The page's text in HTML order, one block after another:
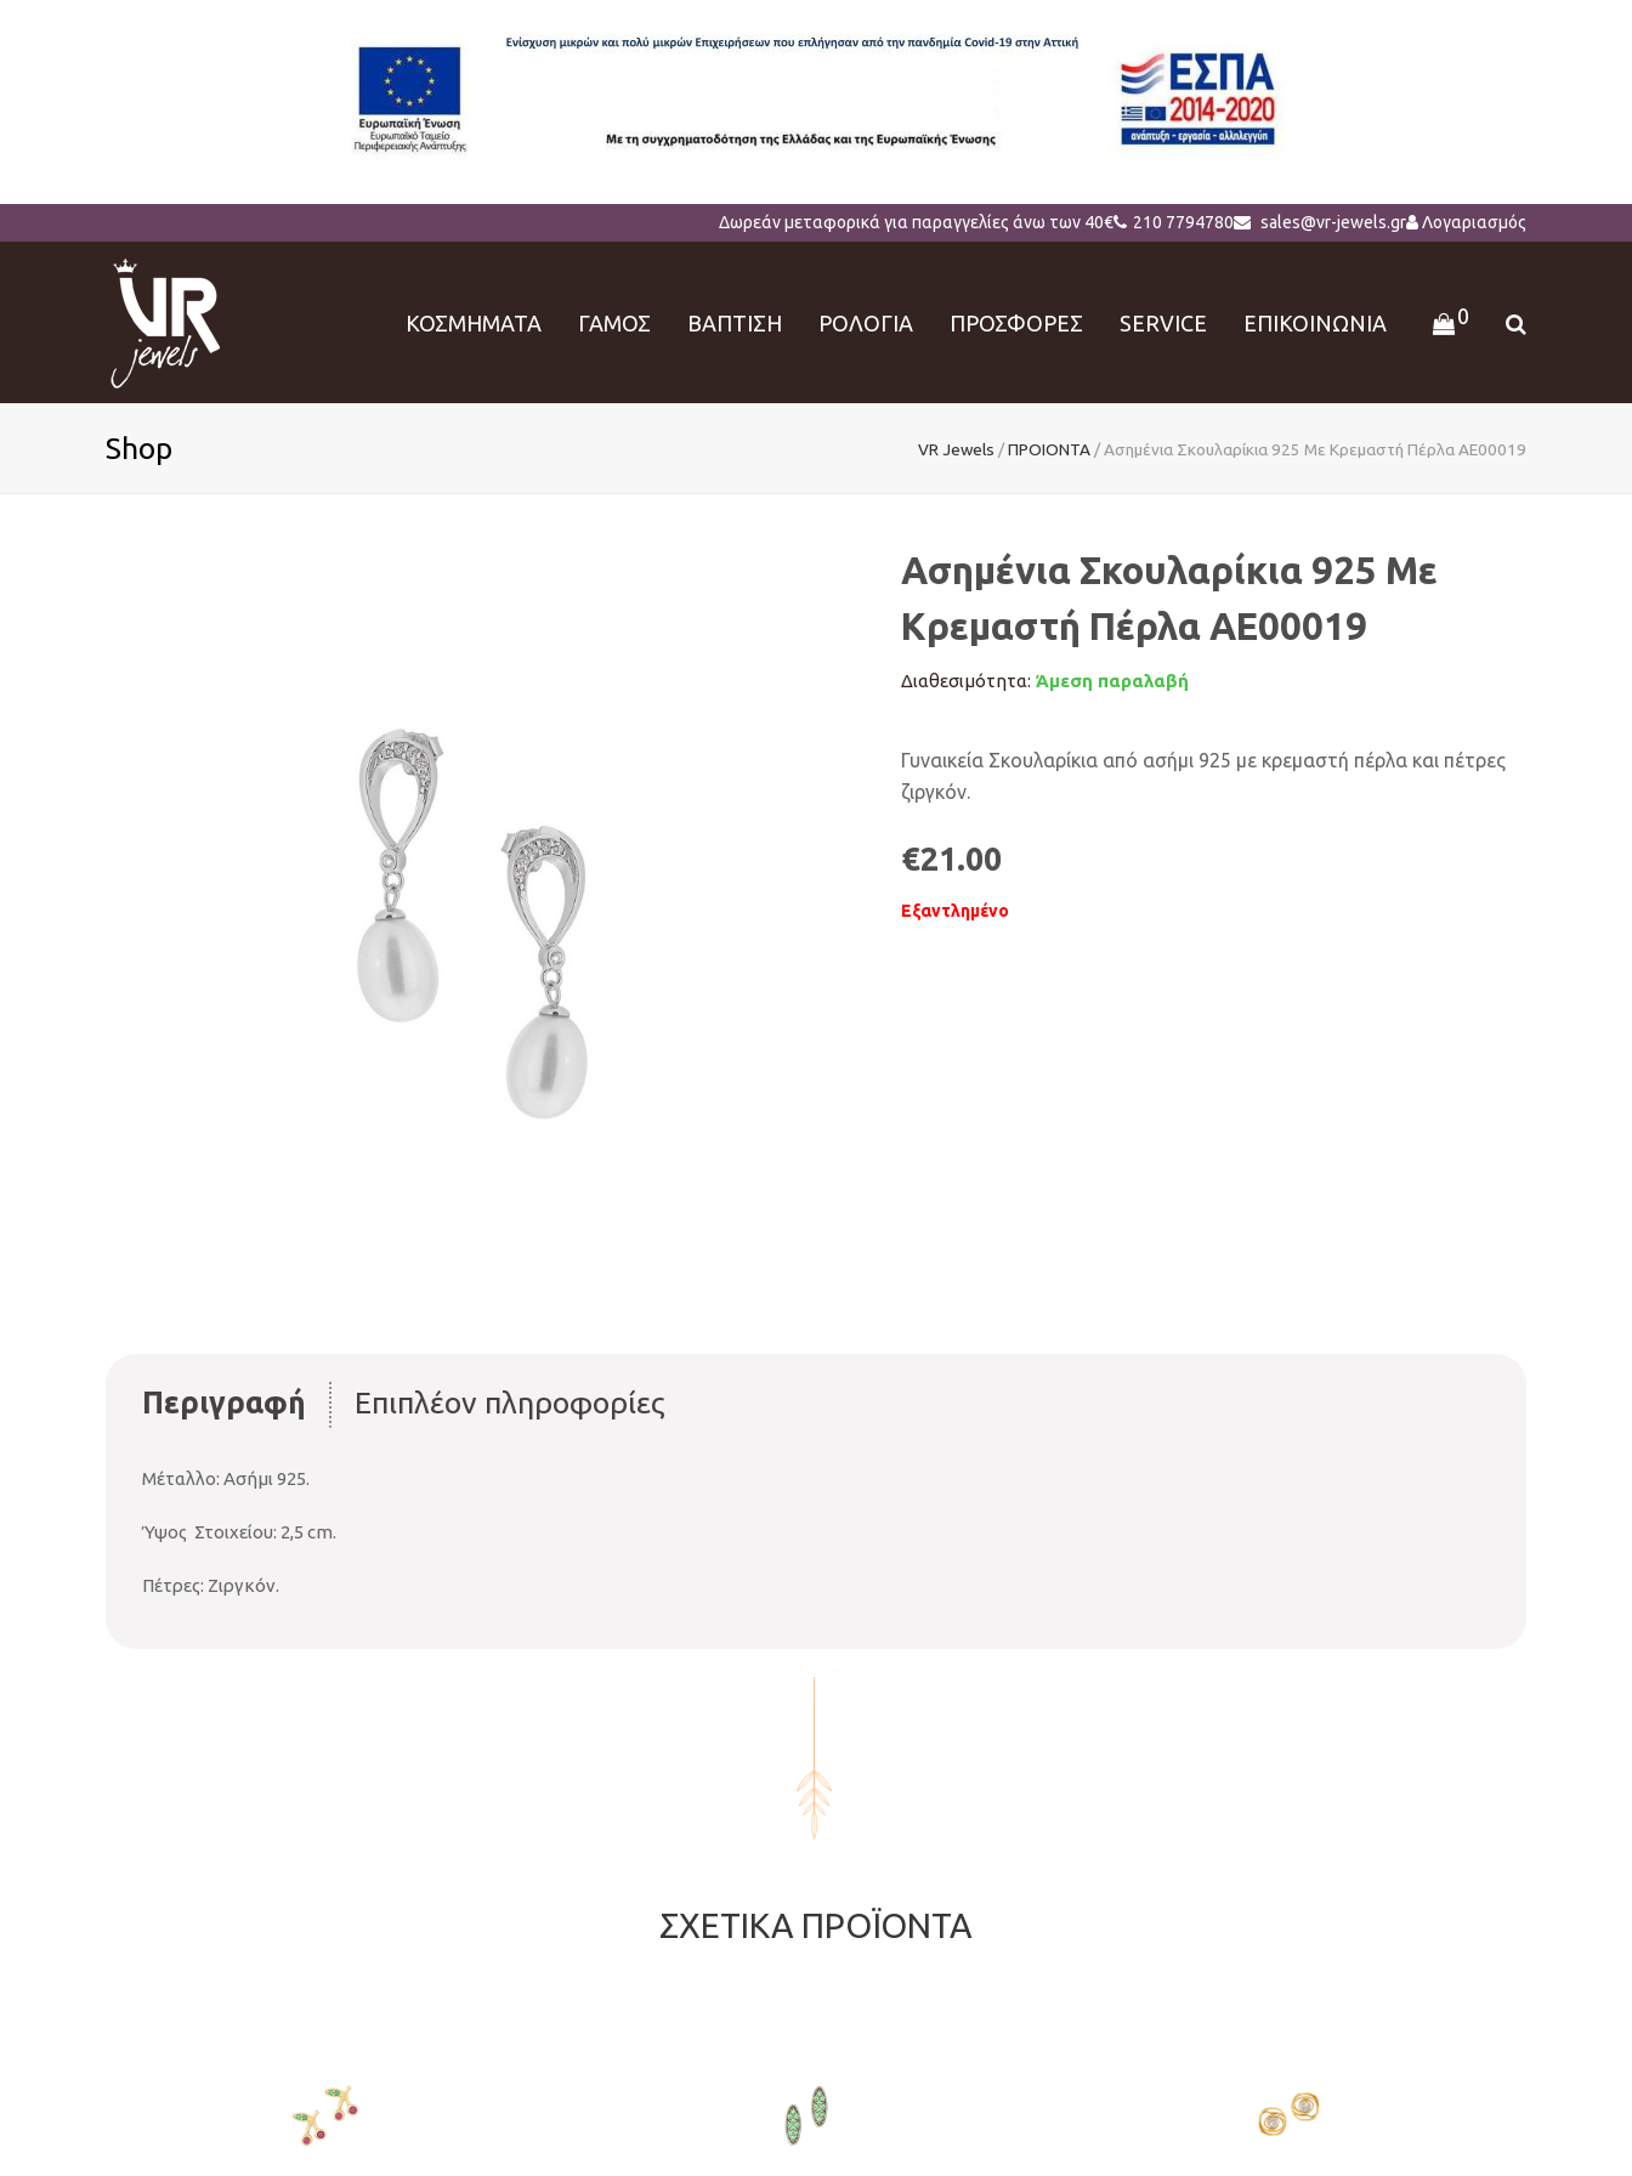
Δωρεάν μεταφορικά για παραγγελίες άνω των 40€ 210 7794780 sales@vr-jewels.gr Λογαριασμός
ΚΟΣΜΗΜΑΤΑ ΓΑΜΟΣ ΒΑΠΤΙΣΗ ΡΟΛΟΓΙΑ ΠΡΟΣΦΟΡΕΣ SERVICE ΕΠΙΚΟΙΝΩΝΙΑ 0
Shop VR Jewels /ΠΡΟΙΟΝΤΑ /Ασημένια Σκουλαρίκια 925 Με Κρεμαστή Πέρλα AE00019
Ασημένια Σκουλαρίκια 925 Με
Κρεμαστή Πέρλα AE00019
Διαθεσιμότητα: Άμεση παραλαβή
Γυναικεία Σκουλαρίκια από ασήμι 925 με κρεμαστή πέρλα και πέτρες
ζιργκόν.
€21.00
Εξαντλημένο
Περιγραφή Επιπλέον πληροφορίες
Μέταλλο: Ασήμι 925.
Ύψος Στοιχείου: 2,5 cm.
Πέτρες: Ζιργκόν.
ΣΧΕΤΙΚΆ ΠΡΟΪΌΝΤΑ